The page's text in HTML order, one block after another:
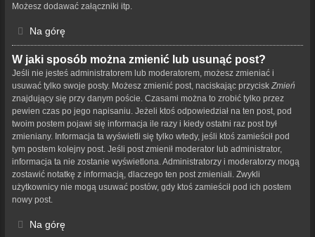
Możesz dodawać załączniki itp.
Na górę
W jaki sposób można zmienić lub usunąć post?
Jeśli nie jesteś administratorem lub moderatorem, możesz zmieniać i
usuwać tylko swoje posty. Możesz zmienić post, naciskając przycisk Zmień
znajdujący się przy danym poście. Czasami można to zrobić tylko przez
pewien czas po jego napisaniu. Jeżeli ktoś odpowiedział na ten post, pod
twoim postem pojawi się informacja ile razy i kiedy ostatni raz post był
zmieniany. Informacja ta wyświetli się tylko wtedy, jeśli ktoś zamieścił pod
tym postem kolejny post. Jeśli post zmienił moderator lub administrator,
informacja ta nie zostanie wyświetlona. Administratorzy i moderatorzy mogą
zostawić notatkę z informacją, dlaczego ten post zmieniali. Zwykli
użytkownicy nie mogą usuwać postów, gdy ktoś zamieścił pod ich postem
nowy post.
Na górę